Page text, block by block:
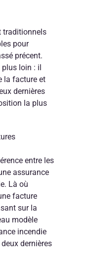
traditionnels
pour
précent.
plus loin : il
la facture et
dernières
la plus
entre les
assurance
Là où
facture
sur la
modèle
incendie
dernières